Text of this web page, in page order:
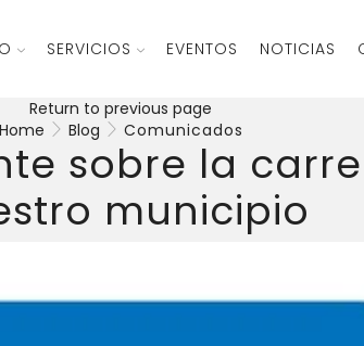
SERVICIOS EVENTOS NOTICIAS
Return to previous page
Home
Blog Comunicados
sobre la
municipio